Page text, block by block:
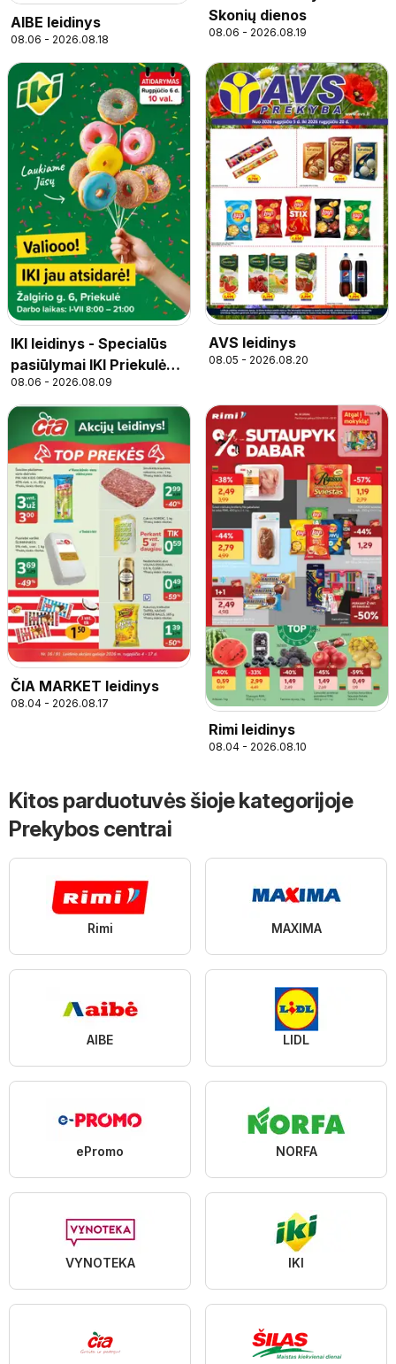
AIBE leidinys
08.06 - 2026.08.18
Skonių dienos
08.06 - 2026.08.19
IKI leidinys - Specialūs
pasiūlymai IKI Priekulė
parduotuvės klientams
08.06 - 2026.08.09
AVS leidinys
08.05 - 2026.08.20
ČIA MARKET leidinys
08.04 - 2026.08.17
Rimi leidinys
08.04 - 2026.08.10
Kitos parduotuvės šioje kategorijoje
Prekybos centrai
Rimi MAXIMA
AIBE LIDL
ePromo NORFA
VYNOTEKA IKI